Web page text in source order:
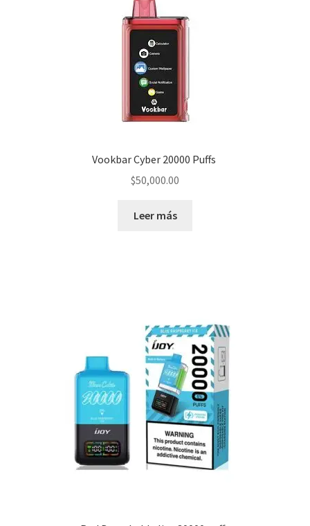
Vookbar Cyber 20000 Puffs
$50,000.00
Leer más